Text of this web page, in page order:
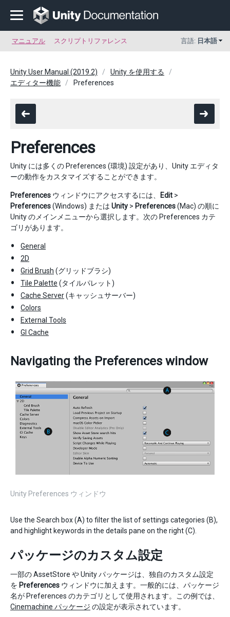
マニュアル スクリプトリファレンス 言語: 日本語
Unity User Manual (2019.2)
Unity を使用する
エディター機能
Preferences
Preferences
Unity には多くの Preferences (環境) 設定があり、Unity エディタ
ーの動作をカスタマイズすることができます。
Preferences ウィンドウにアクセスするには、 Edit >
Preferences(Windows) または Unity > Preferences(Mac) の順に
Unity のメインメニューから選択します。次の Preferences カテ
ゴリがあります。
General
2D
Grid Brush (グリッドブラシ)
Tile Palette (タイルパレット)
Cache Server(キャッシュサーバー)
Colors
External Tools
GI Cache
Navigating the Preferences window
Unity Preferences ウィンドウ
Use the Search box (A) to filter the list of settings categories (B),
and highlight keywords in the details pane on the right (C).
パッケージのカスタム設定
一部の AssetStore や Unity パッケージは、独自のカスタム設定
を Preferences ウィンドウに加えます。一般的には、パッケージ
名が Preferences のカテゴリとして使用されます。この例では、
Cinemachine パッケージ の設定が表示されています。